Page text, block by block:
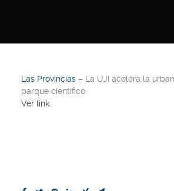
Las Provincias – La UJI acelera la
parque científico
Ver link